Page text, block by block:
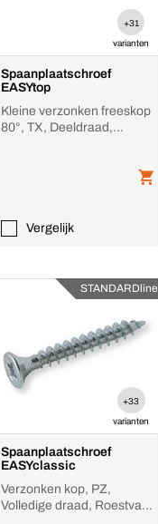
+31
varianten
Spaanplaatschroef
EASYtop
Kleine verzonken freeskop
80°, TX, Deeldraad,
Vergelijk
STANDARDline
+33
varianten
Spaanplaatschroef
EASYclassic
Verzonken kop, PZ,
Volledige draad, Roestvast